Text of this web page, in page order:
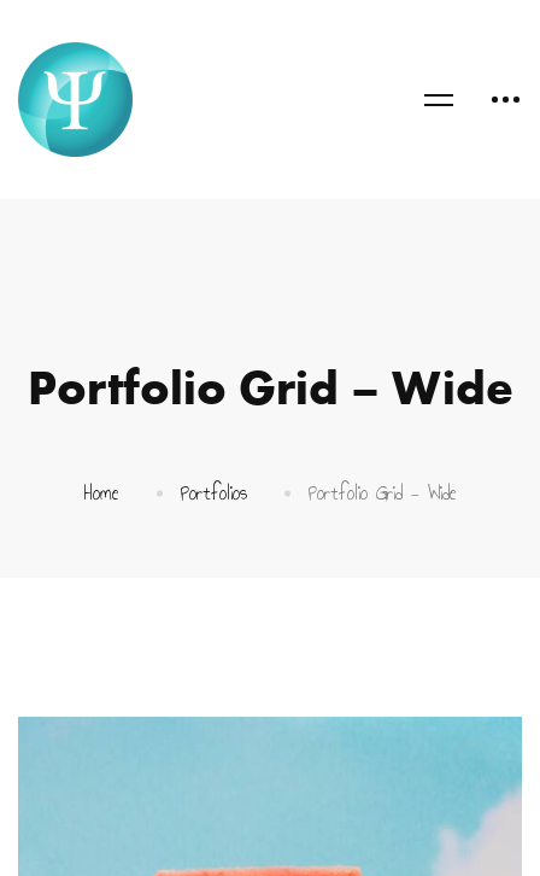
Portfolio Grid – Wide
Home Portfolios Portfolio Grid - Wide